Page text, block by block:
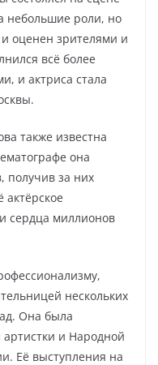
небольшие роли, но
оценен зрителями и
всё более
и актриса стала
также известна
она
получив за них
сердца миллионов
нескольких
Она была
артистки и Народной
Её выступления на